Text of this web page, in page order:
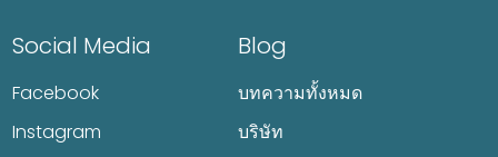
Social Media
Facebook
Instagram
Blog
บทความทั้งหมด
บริษัท